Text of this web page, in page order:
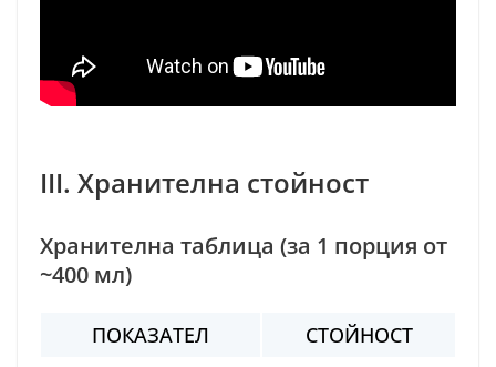
III. Хранителна стойност
Хранителна таблица (за 1 порция от
~400 мл)
ПОКАЗАТЕЛ
СТОЙНОСТ